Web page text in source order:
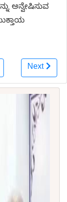
ಅನ್ವೇಷಿಸುವ
Next